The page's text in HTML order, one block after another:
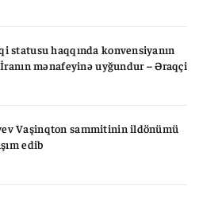
statusu haqqında konvensiyanın
mənafeyinə uyğundur – Əraqçi
Vaşinqton sammitinin ildönümü
edib